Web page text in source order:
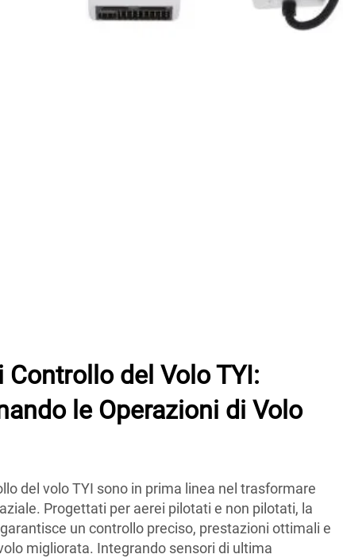
Controllo del Volo TYI:
le Operazioni di Volo
del volo TYI sono in prima linea nel trasformare
Progettati per aerei pilotati e non pilotati, la
un controllo preciso, prestazioni ottimali e
migliorata. Integrando sensori di ultima